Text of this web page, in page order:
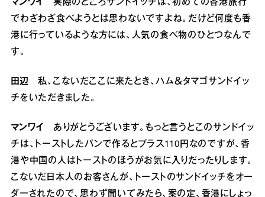
マンワイ
実際のところサンドイッチは、初めての香港旅行
でわざわざ食べようとは思わないですよね。だけど何度も香
港に行っているような方には、人気の食べ物のひとつなんで
す。
田辺 私、こないだここに来たとき、ハム＆タマゴサンドイッ
チをいただきました。
マンワイ
ありがとうございます。もっと言うとこのサンドイッ
チは、トーストしたパンで作るとプラス110円なのですが、香
港や中国の人はトーストのほうがお気に入りだったりします。
こないだ日本人のお客さんが、トーストのサンドイッチをオー
ダーされたので、思わず聞いてみたら、案の定、香港にしょっ